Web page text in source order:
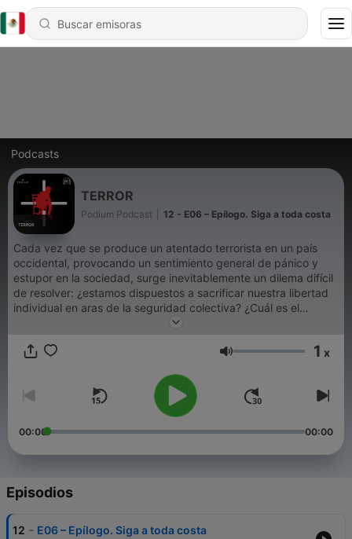
Podcasts
TERROR
Podium Podcast 12 - E06 – Epílogo. Siga a toda costa
Cada vez que se produce un atentado terrorista en un país
occidental, provocando un sentimiento general de pánico y
estupor en la sociedad, surge inevitablemente un dilema difícil
de resolver: ¿estamos dispuestos a sacrificar nuestra libertad
individual en aras de la seguridad colectiva? ¿Cuál es el
camino correcto para preservar la democracia? Así pues, el
primera obra teatral del célebre abogado criminalista alemán
Podcast transforma a formato sonoro con la dirección de Teo
Rodríguez.
Volumen 1 x
00:00 00:00
Episodios
12 - E06 – Epílogo. Siga a toda costa